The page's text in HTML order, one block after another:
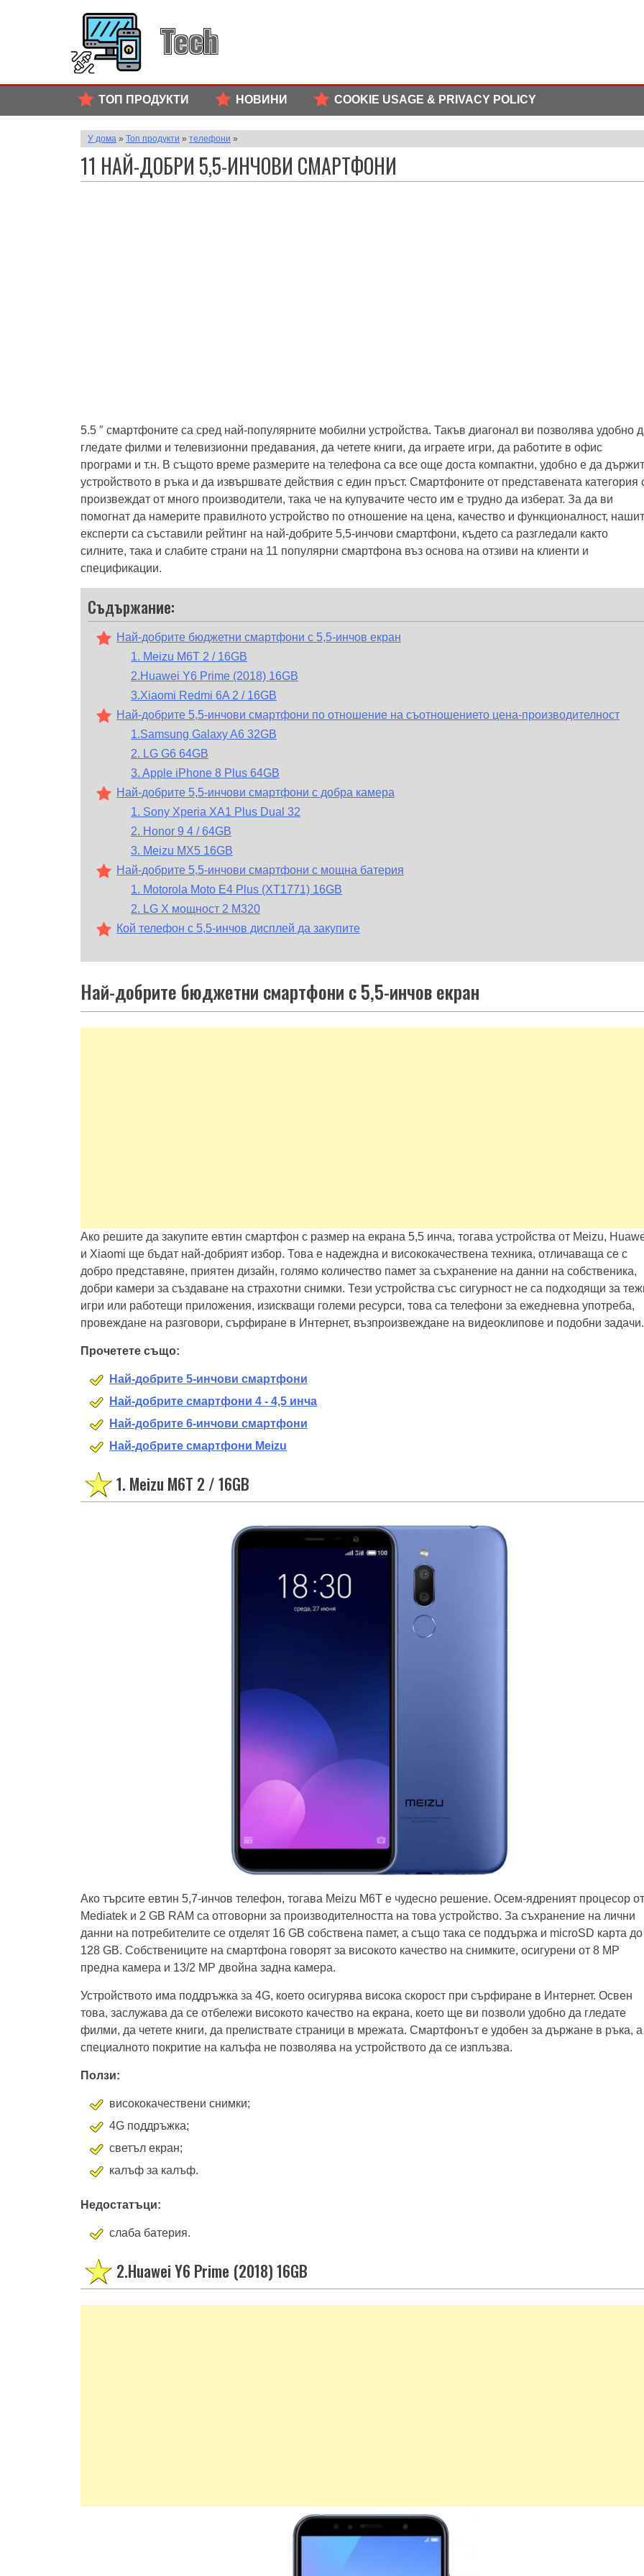
Tech
ТОП ПРОДУКТИ НОВИНИ COOKIE USAGE & PRIVACY POLICY
У дома » Топ продукти » телефони »
11 НАЙ-ДОБРИ 5,5-ИНЧОВИ СМАРТФОНИ
5.5 ″ смартфоните са сред най-популярните мобилни устройства. Такъв диагонал ви позволява удобно
гледате филми и телевизионни предавания, да четете книги, да играете игри, да работите в офис
програми и т.н. В същото време размерите на телефона са все още доста компактни, удобно е да
устройството в ръка и да извършвате действия с един пръст. Смартфоните от представената категория
произвеждат от много производители, така че на купувачите често им е трудно да изберат. За да ви
помогнат да намерите правилното устройство по отношение на цена, качество и функционалност,
експерти са съставили рейтинг на най-добрите 5,5-инчови смартфони, където са разгледали както
силните, така и слабите страни на 11 популярни смартфона въз основа на отзиви на клиенти и
спецификации.
Съдържание:
Най-добрите бюджетни смартфони с 5,5-инчов екран
1. Meizu M6T 2 / 16GB
2.Huawei Y6 Prime (2018) 16GB
3.Xiaomi Redmi 6A 2 / 16GB
Най-добрите 5,5-инчови смартфони по отношение на съотношението цена-производителност
1.Samsung Galaxy A6 32GB
2. LG G6 64GB
3. Apple iPhone 8 Plus 64GB
Най-добрите 5,5-инчови смартфони с добра камера
1. Sony Xperia XA1 Plus Dual 32
2. Honor 9 4 / 64GB
3. Meizu MX5 16GB
Най-добрите 5,5-инчови смартфони с мощна батерия
1. Motorola Moto E4 Plus (XT1771) 16GB
2. LG X мощност 2 M320
Кой телефон с 5,5-инчов дисплей да закупите
Най-добрите бюджетни смартфони с 5,5-инчов екран
Ако решите да закупите евтин смартфон с размер на екрана 5,5 инча, тогава устройства от Meizu,
и Xiaomi ще бъдат най-добрият избор. Това е надеждна и висококачествена техника, отличаваща се с
добро представяне, приятен дизайн, голямо количество памет за съхранение на данни на собственика,
добри камери за създаване на страхотни снимки. Тези устройства със сигурност не са подходящи за
игри или работещи приложения, изискващи големи ресурси, това са телефони за ежедневна употреба,
провеждане на разговори, сърфиране в Интернет, възпроизвеждане на видеоклипове и подобни задачи.
Прочетете също:
Най-добрите 5-инчови смартфони
Най-добрите смартфони 4 - 4,5 инча
Най-добрите 6-инчови смартфони
Най-добрите смартфони Meizu
1. Meizu M6T 2 / 16GB
Ако търсите евтин 5,7-инчов телефон, тогава Meizu M6T е чудесно решение. Осем-ядреният процесор от
Mediatek и 2 GB RAM са отговорни за производителността на това устройство. За съхранение на лични
данни на потребителите се отделят 16 GB собствена памет, а също така се поддържа и microSD карта до
128 GB. Собствениците на смартфона говорят за високото качество на снимките, осигурени от 8 MP
предна камера и 13/2 MP двойна задна камера.
Устройството има поддръжка за 4G, което осигурява висока скорост при сърфиране в Интернет. Освен
това, заслужава да се отбележи високото качество на екрана, което ще ви позволи удобно да гледате
филми, да четете книги, да прелиствате страници в мрежата. Смартфонът е удобен за държане в ръка, а
специалното покритие на калъфа не позволява на устройството да се изплъзва.
Ползи:
висококачествени снимки;
4G поддръжка;
светъл екран;
калъф за калъф.
Недостатъци:
слаба батерия.
2.Huawei Y6 Prime (2018) 16GB